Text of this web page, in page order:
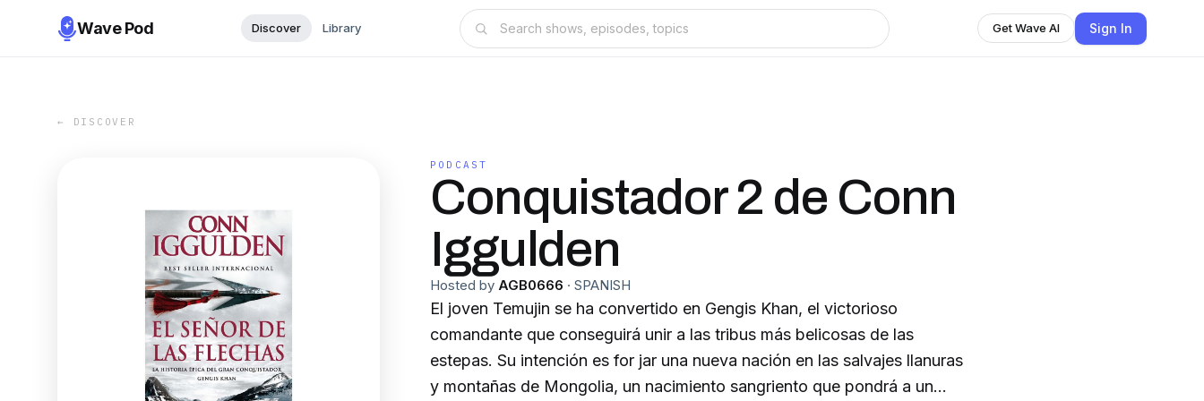
Wave Pod Discover Library Get Wave AI Sign In
← DISCOVER
PODCAST
Conquistador 2 de Conn
Iggulden
Hosted by AGB0666 · SPANISH
El joven Temujin se ha convertido en Gengis Khan, el victorioso
comandante que conseguirá unir a las tribus más belicosas de las
estepas. Su intención es for jar una nueva nación en las salvajes llanuras
y montañas de Mongolia, un nacimiento sangriento que pondrá a un